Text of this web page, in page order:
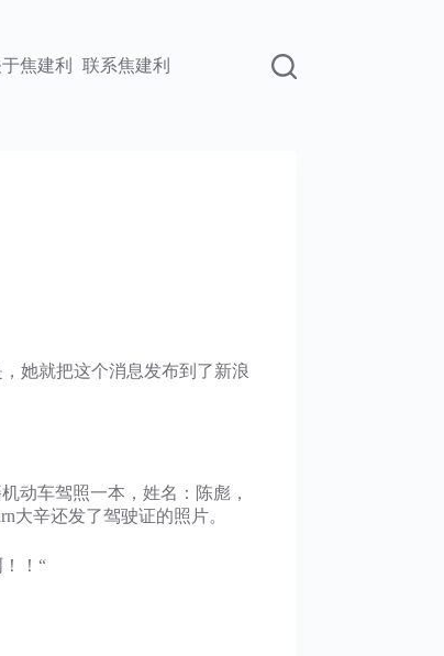
焦建利 联系焦建利
她就把这个消息发布到了新浪
动车驾照一本，姓名：陈彪，
大辛还发了驾驶证的照片。
！“